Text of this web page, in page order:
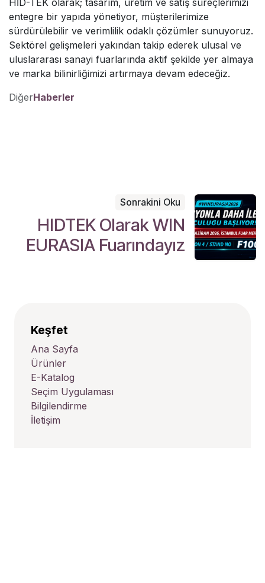
entegre bir yapıda yönetiyor, müşterilerimize
sürdürülebilir ve verimlilik odaklı çözümler sunuyoruz.
Sektörel gelişmeleri yakından takip ederek ulusal ve
uluslararası sanayi fuarlarında aktif şekilde yer almaya
ve marka bilinirliğimizi artırmaya devam edeceğiz.
Haberler
Sonrakini Oku
HIDTEK Olarak WIN
EURASIA Fuarındayız
Keşfet
Ana Sayfa
Ürünler
E-Katalog
Seçim Uygulaması
Bilgilendirme
İletişim